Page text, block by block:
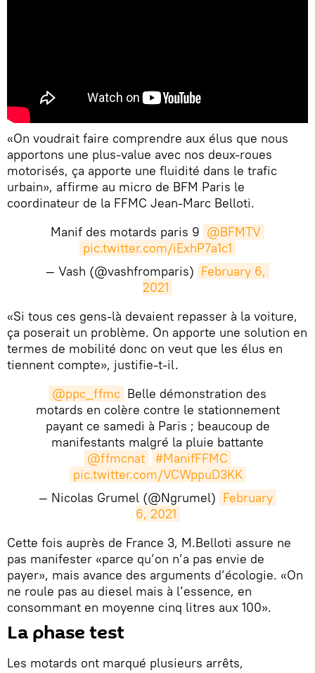
«On voudrait faire comprendre aux élus que nous
apportons une plus-value avec nos deux-roues
motorisés, ça apporte une fluidité dans le trafic
urbain», affirme au micro de BFM Paris le
coordinateur de la FFMC Jean-Marc Belloti.
Manif des motards paris 9 @BFMTV
pic.twitter.com/iExhP7a1c1
— Vash (@vashfromparis) February 6,
2021
«Si tous ces gens-là devaient repasser à la voiture,
ça poserait un problème. On apporte une solution en
termes de mobilité donc on veut que les élus en
tiennent compte», justifie-t-il.
@ppc_ffmc Belle démonstration des
motards en colère contre le stationnement
payant ce samedi à Paris ; beaucoup de
manifestants malgré la pluie battante
@ffmcnat
#ManifFFMC
pic.twitter.com/VCWppuD3KK
— Nicolas Grumel (@Ngrumel) February
6, 2021
Cette fois auprès de France 3, M.Belloti assure ne
pas manifester «parce qu’on n’a pas envie de
payer», mais avance des arguments d’écologie. «On
ne roule pas au diesel mais à l’essence, en
consommant en moyenne cinq litres aux 100».
La phase test
Les motards ont marqué plusieurs arrêts,